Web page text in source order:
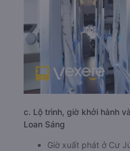
c. Lộ trình, giờ khởi hành
Loan Sáng
Giờ xuất phát ở Cư